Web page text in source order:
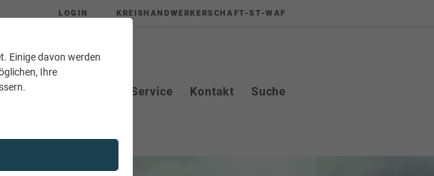
Einige davon werden
Ihre
LOGIN KREISHANDWERKERSCHAFT-ST-WAF
Service Kontakt Suche